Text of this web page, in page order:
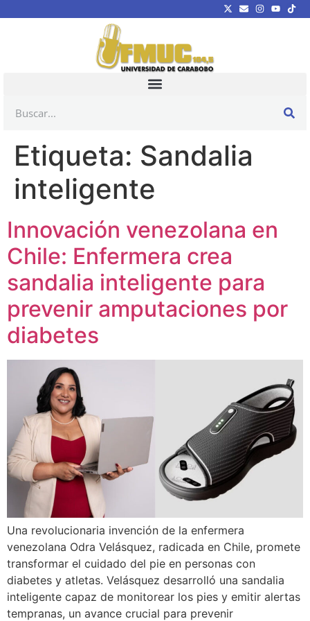
Etiqueta: Sandalia
inteligente
Innovación venezolana en
Chile: Enfermera crea
sandalia inteligente para
prevenir amputaciones por
diabetes
Una revolucionaria invención de la enfermera
venezolana Odra Velásquez, radicada en Chile, promete
transformar el cuidado del pie en personas con
diabetes y atletas. Velásquez desarrolló una sandalia
inteligente capaz de monitorear los pies y emitir alertas
tempranas, un avance crucial para prevenir